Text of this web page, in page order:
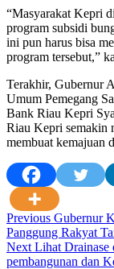
“Masyarakat Kepri
program subsidi
ini pun harus bisa
program tersebut,”
Terakhir, Gubernur
Umum Pemegang
Bank Riau Kepri
Riau Kepri semakin
membuat kemajuan
Post
navigation
Previous Gubernur
Panggung Rakyat
Next Lihat Drainase
pembangunan dan